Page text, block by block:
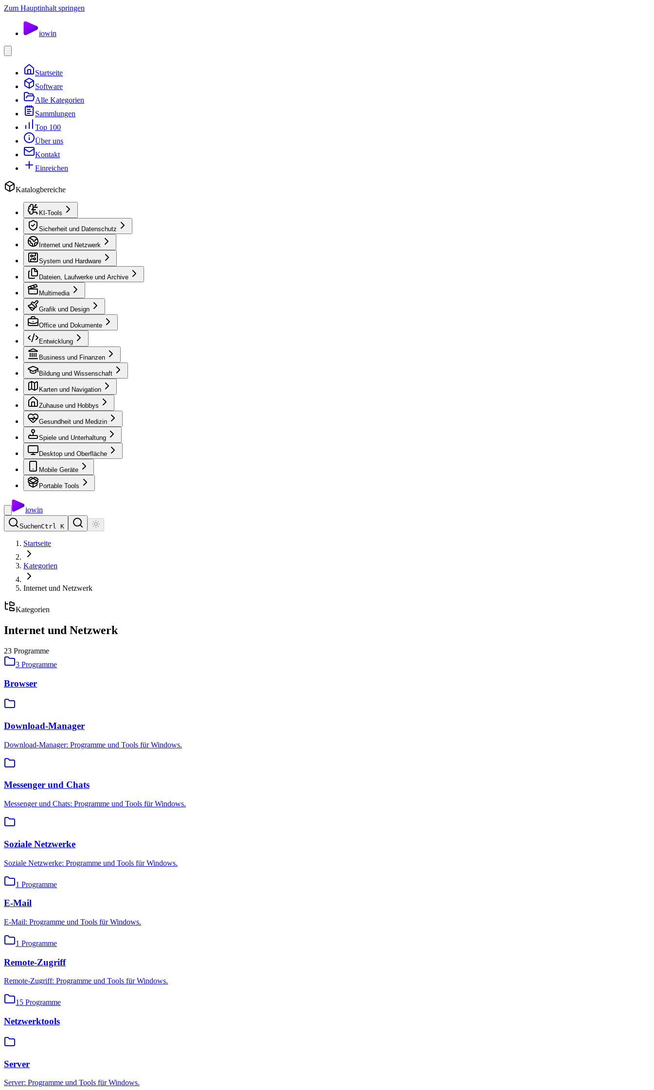
Zum Hauptinhalt springen
iowin
Startseite
Software
Alle Kategorien
Sammlungen
Top 100
Über uns
Kontakt
Einreichen
Katalogbereiche
KI-Tools
Sicherheit und Datenschutz
Internet und Netzwerk
System und Hardware
Dateien, Laufwerke und Archive
Multimedia
Grafik und Design
Office und Dokumente
Entwicklung
Business und Finanzen
Bildung und Wissenschaft
Karten und Navigation
Zuhause und Hobbys
Gesundheit und Medizin
Spiele und Unterhaltung
Desktop und Oberfläche
Mobile Geräte
Portable Tools
iowin
SuchenCtrl K
Startseite
Kategorien
Internet und Netzwerk
Kategorien
Internet und Netzwerk
23 Programme
3 Programme
Browser
Download-Manager
Download-Manager: Programme und Tools für Windows.
Messenger und Chats
Messenger und Chats: Programme und Tools für Windows.
Soziale Netzwerke
Soziale Netzwerke: Programme und Tools für Windows.
1 Programme
E-Mail
E-Mail: Programme und Tools für Windows.
1 Programme
Remote-Zugriff
Remote-Zugriff: Programme und Tools für Windows.
15 Programme
Netzwerktools
Server
Server: Programme und Tools für Windows.